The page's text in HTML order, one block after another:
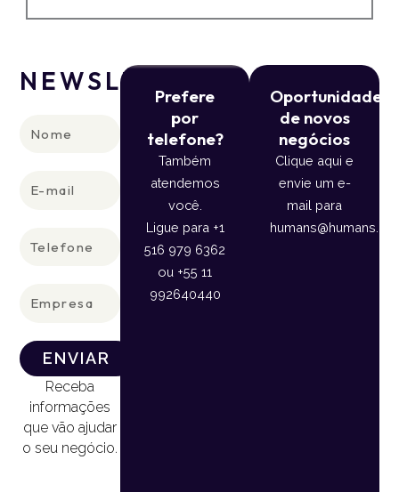
NEWSLETTER
ENVIAR
Receba
informações
que vão ajudar
o seu negócio.
Prefere
por
telefone?
Também
atendemos
você.
Ligue para +1
516 979 6362
ou +55 11
992640440
Oportunidade
de novos
negócios
Clique aqui e
envie um e-
mail para